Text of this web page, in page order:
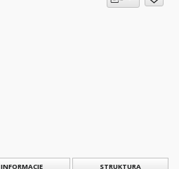
INFORMACJE STRUKTURA